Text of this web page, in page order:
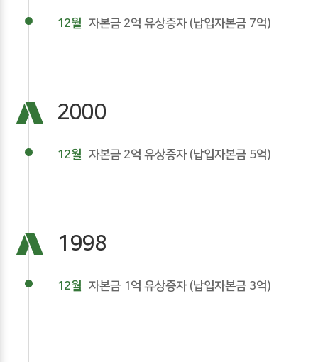
12월 자본금 2억 유상증자 (납입자본금 7억)
2000
12월 자본금 2억 유상증자 (납입자본금 5억)
1998
12월 자본금 1억 유상증자 (납입자본금 3억)